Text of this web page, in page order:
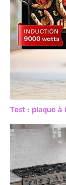
Test : plaque